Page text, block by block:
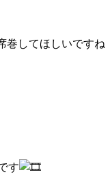
巻してほしいですね
す